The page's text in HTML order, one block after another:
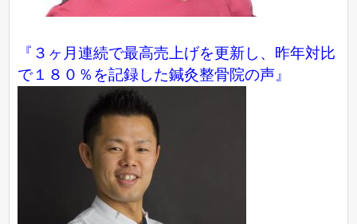
『３ヶ月連続で最高売上げを更新し、昨年対比
で１８０％を記録した鍼灸整骨院の声』